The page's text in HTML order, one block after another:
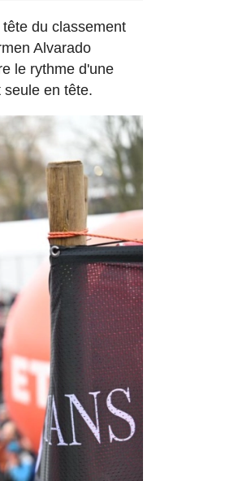
du classement
Alvarado
le rythme d'une
en tête.